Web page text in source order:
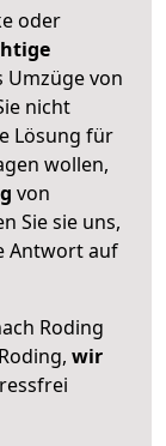
oder
Umzüge von
nicht
Lösung für
wollen,
von
Sie sie uns,
Antwort auf
Roding
wir